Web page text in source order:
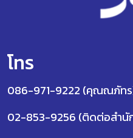
โทร
086-971-9222 (คุณณภัท
02-853-9256 (ติดต่อสำนั